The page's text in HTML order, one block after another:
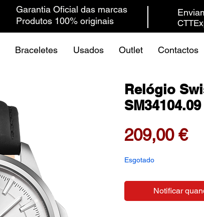
Produtos 100% originais
Garantia Oficial das marcas
Braceletes Usados Outlet Contactos
Relógio
SM34104.09
209,00 €
Esgotado
Notificar